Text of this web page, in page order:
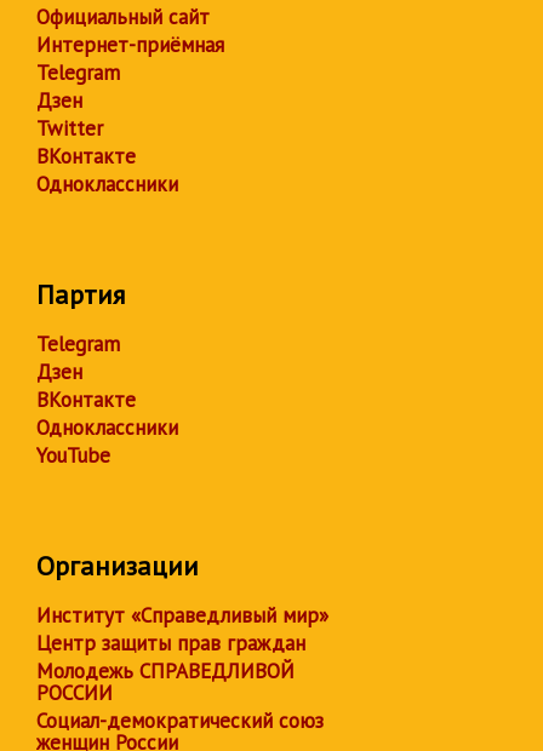
Официальный сайт
Интернет-приёмная
Telegram
Дзен
Twitter
ВКонтакте
Одноклассники
Партия
Telegram
Дзен
ВКонтакте
Одноклассники
YouTube
Организации
Институт «Справедливый мир»
Центр защиты прав граждан
Молодежь СПРАВЕДЛИВОЙ
РОССИИ
Социал-демократический союз
женщин России